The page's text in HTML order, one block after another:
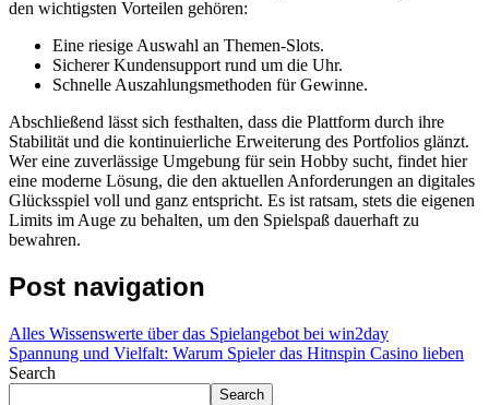
den wichtigsten Vorteilen gehören:
Eine riesige Auswahl an Themen-Slots.
Sicherer Kundensupport rund um die Uhr.
Schnelle Auszahlungsmethoden für Gewinne.
Abschließend lässt sich festhalten, dass die Plattform durch ihre
Stabilität und die kontinuierliche Erweiterung des Portfolios glänzt.
Wer eine zuverlässige Umgebung für sein Hobby sucht, findet hier
eine moderne Lösung, die den aktuellen Anforderungen an digitales
Glücksspiel voll und ganz entspricht. Es ist ratsam, stets die eigenen
Limits im Auge zu behalten, um den Spielspaß dauerhaft zu
bewahren.
Post navigation
Alles Wissenswerte über das Spielangebot bei win2day
Spannung und Vielfalt: Warum Spieler das Hitnspin Casino lieben
Search
Search